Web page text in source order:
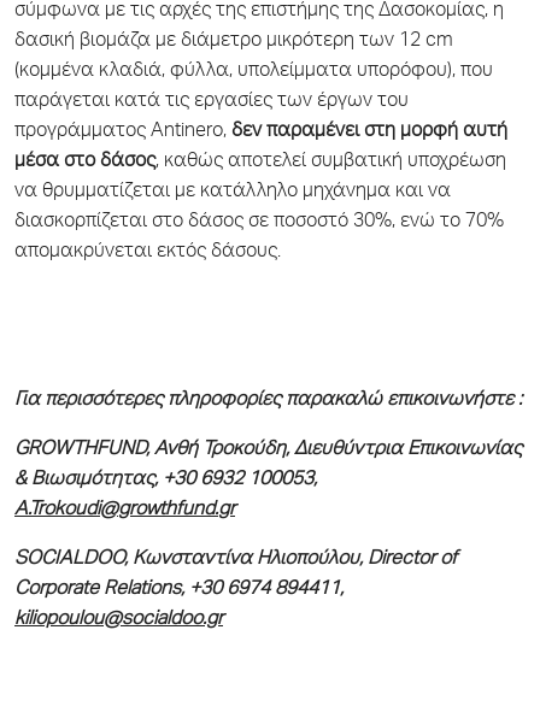
σύμφωνα με τις αρχές της επιστήμης της Δασοκομίας, η
δασική βιομάζα με διάμετρο μικρότερη των 12 cm
(κομμένα κλαδιά, φύλλα, υπολείμματα υπορόφου), που
παράγεται κατά τις εργασίες των έργων του
προγράμματος Antinero, δεν παραμένει στη μορφή αυτή
μέσα στο δάσος, καθώς αποτελεί συμβατική υποχρέωση
να θρυμματίζεται με κατάλληλο μηχάνημα και να
διασκορπίζεται στο δάσος σε ποσοστό 30%, ενώ το 70%
απομακρύνεται εκτός δάσους.
Για περισσότερες πληροφορίες παρακαλώ επικοινωνήστε :
GROWTHFUND, Ανθή Τροκούδη, Διευθύντρια Επικοινωνίας
& Βιωσιμότητας, +30 6932 100053,
ATrokoudi@growthfund.gr
SOCIALDOO, Κωνσταντίνα Ηλιοπούλου, Director of
Corporate Relations, +30 6974 894411,
kiliopoulou@socialdoo.gr